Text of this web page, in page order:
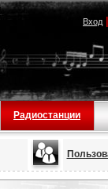
Вход|
Радиостанции